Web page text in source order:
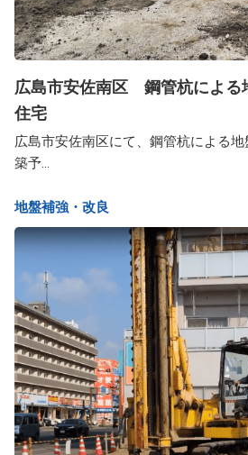
広島市安佐南区 鋼管杭によ
住宅
広島市安佐南区にて、鋼管杭による
築予...
地盤補強・改良​